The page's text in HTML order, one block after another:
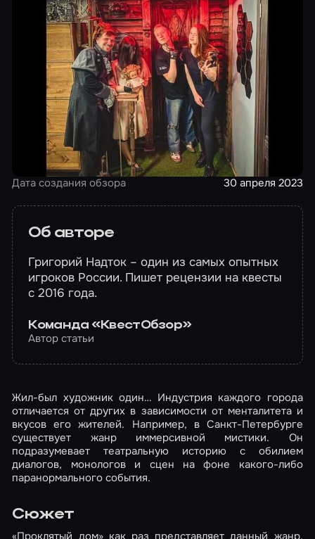
Дата создания обзора 30 апреля 2023
Об авторе
Григорий Надток – один из самых опытных
игроков России. Пишет рецензии на квесты
с 2016 года.
Команда «КвестОбзор»
Автор статьи
Жил-был художник один… Индустрия каждого города
отличается от других в зависимости от менталитета и
вкусов его жителей. Например, в Санкт-Петербурге
существует жанр иммерсивной мистики. Он
подразумевает театральную историю с обилием
диалогов, монологов и сцен на фоне какого-либо
паранормального события.
Сюжет
«Проклятый дом» как раз представляет данный жанр.